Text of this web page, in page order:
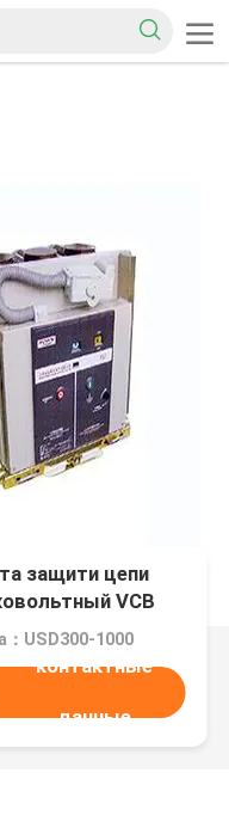
защити цепи
VCB
：USD300-1000
контактные
данные